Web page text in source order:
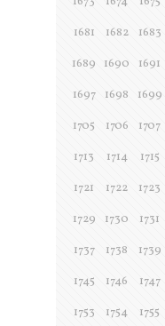
1681
1682 1683
1689
1690 1691
1697
1698 1699
1705
1706 1707
1713
1714 1715
1721
1722 1723
1729
1730 1731
1737
1738 1739
1745
1746 1747
1753
1754 1755